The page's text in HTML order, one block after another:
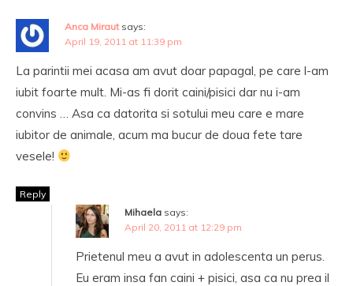
Anca Miraut says:
April 19, 2011 at 11:39 pm
La parintii mei acasa am avut doar papagal, pe care l-am
iubit foarte mult. Mi-as fi dorit caini/pisici dar nu i-am
convins … Asa ca datorita si sotului meu care e mare
iubitor de animale, acum ma bucur de doua fete tare
vesele!
Reply
Mihaela says:
April 20, 2011 at 12:29 pm
Prietenul meu a avut in adolescenta un perus.
Eu eram insa fan caini + pisici, asa ca nu prea il